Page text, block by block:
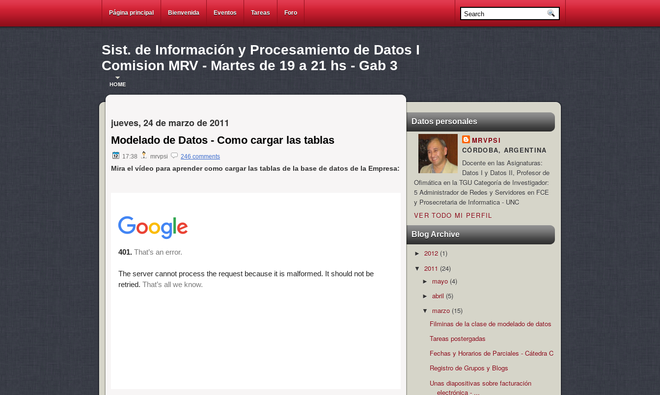
Página principal Bienvenida Eventos Tareas Foro
Sist. de Información y Procesamiento de Datos I
Comision MRV - Martes de 19 a 21 hs - Gab 3
HOME
jueves, 24 de marzo de 2011
Modelado de Datos - Como cargar las tablas
17:38 mrvpsi 246 comments
Mira el vídeo para aprender como cargar las tablas de la base de datos de la Empresa:
Datos personales
MRVPSI
CÓRDOBA, ARGENTINA
Docente en las Asignaturas:
Datos I y Datos II, Profesor de
Ofimática en la TGU Categoría de Investigador:
5 Administrador de Redes y Servidores en FCE
y Prosecretaria de Informatica - UNC
VER TODO MI PERFIL
Blog Archive
► 2012 (1)
▼ 2011 (24)
► mayo (4)
► abril (5)
▼ marzo (15)
Filminas de la clase de modelado de datos
Tareas postergadas
Fechas y Horarios de Parciales - Cátedra C
Registro de Grupos y Blogs
Unas diapositivas sobre facturación
electrónica - ...